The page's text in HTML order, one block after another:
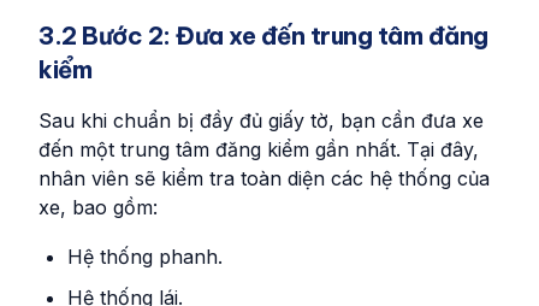
3.2 Bước 2: Đưa xe đến trung tâm đăng
kiểm
Sau khi chuẩn bị đầy đủ giấy tờ, bạn cần đưa xe
đến một trung tâm đăng kiểm gần nhất. Tại đây,
nhân viên sẽ kiểm tra toàn diện các hệ thống của
xe, bao gồm:
Hệ thống phanh.
Hệ thống lái.